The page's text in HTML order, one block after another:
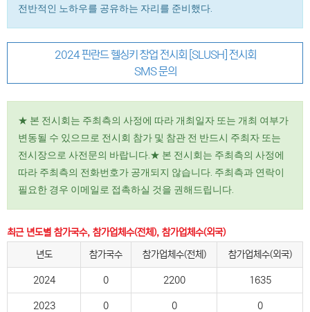
전반적인 노하우를 공유하는 자리를 준비했다.
2024 핀란드 헬싱키 창업 전시회 [SLUSH] 전시회
SMS 문의
★ 본 전시회는 주최측의 사정에 따라 개최일자 또는 개최 여부가
변동될 수 있으므로 전시회 참가 및 참관 전 반드시 주최자 또는
전시장으로 사전문의 바랍니다.★ 본 전시회는 주최측의 사정에
따라 주최측의 전화번호가 공개되지 않습니다. 주최측과 연락이
필요한 경우 이메일로 접촉하실 것을 권해드립니다.
최근 년도별 참가국수, 참가업체수(전체), 참가업체수(외국)
년도
참가국수 참가업체수(전체) 참가업체수(외국)
2024 0 2200 1635
2023 0 0 0